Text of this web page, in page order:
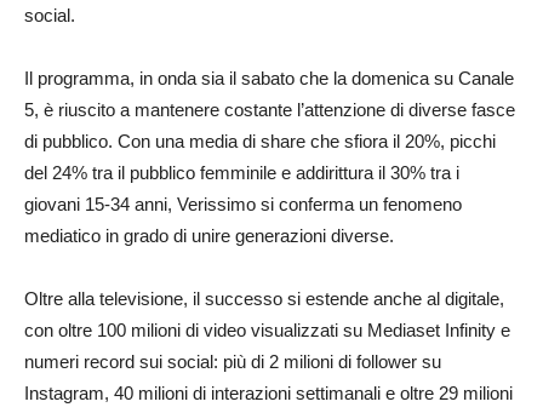
social.
Il programma, in onda sia il sabato che la domenica su Canale
5, è riuscito a mantenere costante l’attenzione di diverse fasce
di pubblico. Con una media di share che sfiora il 20%, picchi
del 24% tra il pubblico femminile e addirittura il 30% tra i
giovani 15-34 anni, Verissimo si conferma un fenomeno
mediatico in grado di unire generazioni diverse.
Oltre alla televisione, il successo si estende anche al digitale,
con oltre 100 milioni di video visualizzati su Mediaset Infinity e
numeri record sui social: più di 2 milioni di follower su
Instagram, 40 milioni di interazioni settimanali e oltre 29 milioni